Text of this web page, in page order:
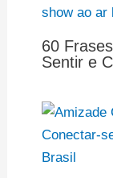
60
Sentir e